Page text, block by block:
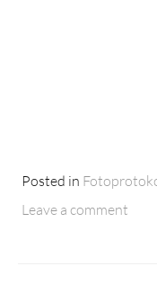
Posted in
Leave a comment